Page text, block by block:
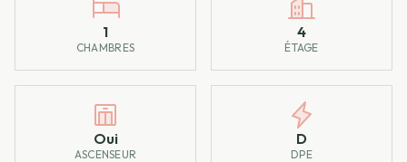
1
CHAMBRES
4
ÉTAGE
Oui
ASCENSEUR
D
DPE